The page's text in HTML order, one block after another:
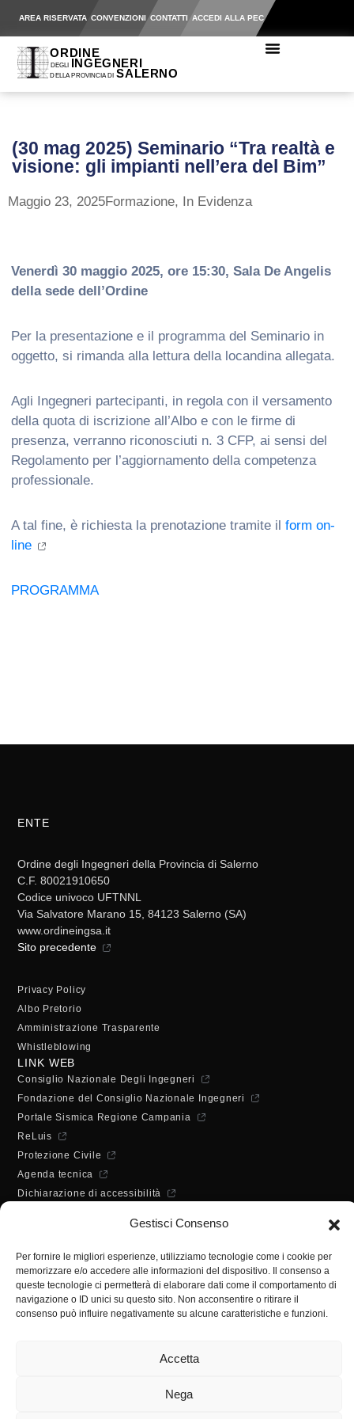
Gestisci Consenso
Per fornire le migliori esperienze, utilizziamo tecnologie come i cookie per
memorizzare e/o accedere alle informazioni del dispositivo. Il consenso a
queste tecnologie ci permetterà di elaborare dati come il comportamento di
navigazione o ID unici su questo sito. Non acconsentire o ritirare il
consenso può influire negativamente su alcune caratteristiche e funzioni.
Accetta
Nega
AREA RISERVATA CONVENZIONI CONTATTI ACCEDI ALLA PEC
(30 mag 2025) Seminario “Tra realtà e
visione: gli impianti nell’era del Bim”
Maggio 23, 2025Formazione, In Evidenza
Venerdì 30 maggio 2025, ore 15:30, Sala De Angelis
della sede dell’Ordine
Per la presentazione e il programma del Seminario in
oggetto, si rimanda alla lettura della locandina allegata.
Agli Ingegneri partecipanti, in regola con il versamento
della quota di iscrizione all’Albo e con le firme di
presenza, verranno riconosciuti n. 3 CFP, ai sensi del
Regolamento per l’aggiornamento della competenza
professionale.
A tal fine, è richiesta la prenotazione tramite il form on-
line
PROGRAMMA
ENTE
Ordine degli Ingegneri della Provincia di Salerno
C.F. 80021910650
Codice univoco UFTNNL
Via Salvatore Marano 15, 84123 Salerno (SA)
www.ordineingsa.it
Sito precedente
Privacy Policy
Albo Pretorio
Amministrazione Trasparente
Whistleblowing
LINK WEB
Consiglio Nazionale Degli Ingegneri
Fondazione del Consiglio Nazionale Ingegneri
Portale Sismica Regione Campania
ReLuis
Protezione Civile
Agenda tecnica
Dichiarazione di accessibilità
Lunedì - Mercoledì - Venerdì:
Martedì - Giovedì:
10:00 - 12:00 / 14:30 - 16:30
SEGRETERIA